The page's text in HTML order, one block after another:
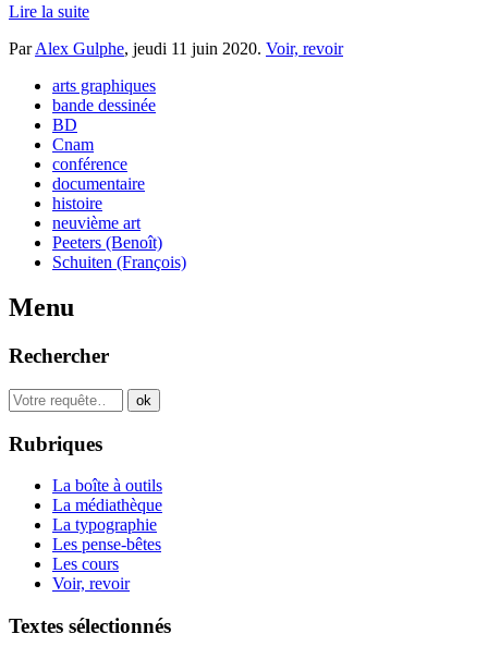
Lire la suite
ParAlex Gulphe, jeudi 11 juin 2020. Voir, revoir
arts graphiques
bande dessinée
BD
Cnam
conférence
documentaire
histoire
neuvième art
Peeters (Benoît)
Schuiten (François)
Menu
Rechercher
Rubriques
La boîte à outils
La médiathèque
La typographie
Les pense-bêtes
Les cours
Voir, revoir
Textes sélectionnés